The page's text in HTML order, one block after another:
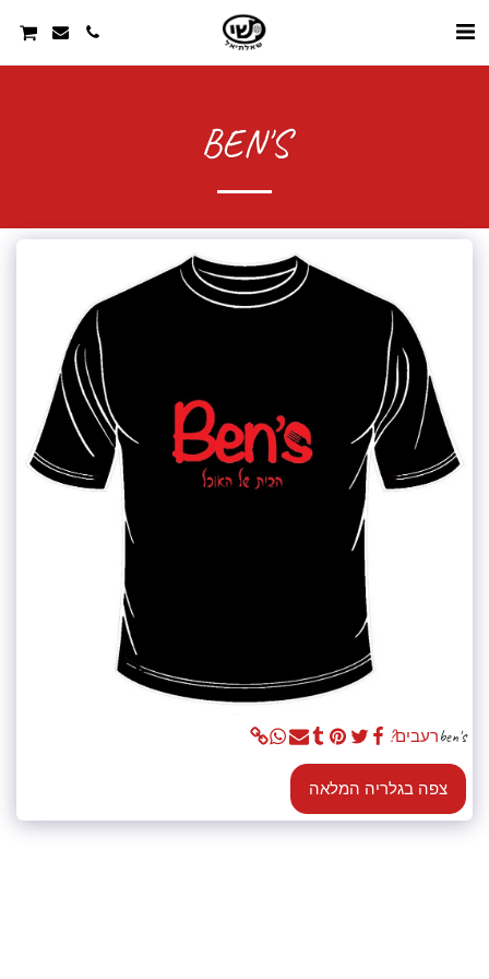
BEN'S
ben'sרעבים?
צפה בגלריה המלאה